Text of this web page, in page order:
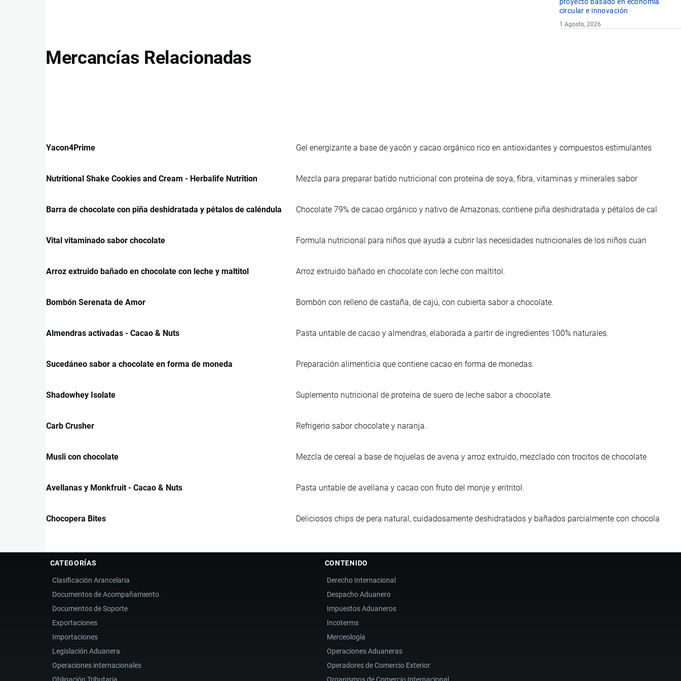
proyecto basado en economía
circular e innovación
1 Agosto, 2026
Mercancías Relacionadas
Yacon4Prime Gel energizante a base de yacón y cacao orgánico rico en antioxidantes y compuestos estimulantes
Nutritional Shake Cookies and Cream - Herbalife Nutrition Mezcla para preparar batido nutricional con proteína de soya, fibra, vitaminas y minerales sabor
Barra de chocolate con piña deshidratada y pétalos de caléndula Chocolate 79% de cacao orgánico y nativo de Amazonas, contiene piña deshidratada y pétalos de cal
Vital vitaminado sabor chocolate Formula nutricional para niños que ayuda a cubrir las necesidades nutricionales de los niños cuan
Arroz extruido bañado en chocolate con leche y maltitol Arroz extruido bañado en chocolate con leche con maltitol.
Bombón Serenata de Amor Bombón con relleno de castaña, de cajú, con cubierta sabor a chocolate.
Almendras activadas - Cacao & Nuts Pasta untable de cacao y almendras, elaborada a partir de ingredientes 100% naturales.
Sucedáneo sabor a chocolate en forma de moneda Preparación alimenticia que contiene cacao en forma de monedas.
Shadowhey Isolate Suplemento nutricional de proteína de suero de leche sabor a chocolate.
Carb Crusher Refrigerio sabor chocolate y naranja.
Musli con chocolate Mezcla de cereal a base de hojuelas de avena y arroz extruido, mezclado con trocitos de chocolate
Avellanas y Monkfruit - Cacao & Nuts Pasta untable de avellana y cacao con fruto del monje y eritritol.
Chocopera Bites Deliciosos chips de pera natural, cuidadosamente deshidratados y bañados parcialmente con chocola
CATEGORÍAS
Clasificación Arancelaria
Documentos de Acompañamiento
Documentos de Soporte
Exportaciones
Importaciones
Legislación Aduanera
Operaciones internacionales
CONTENIDO
Derecho Internacional
Despacho Aduanero
Impuestos Aduaneros
Incoterms
Merceología
Operaciones Aduaneras
Operadores de Comercio Exterior